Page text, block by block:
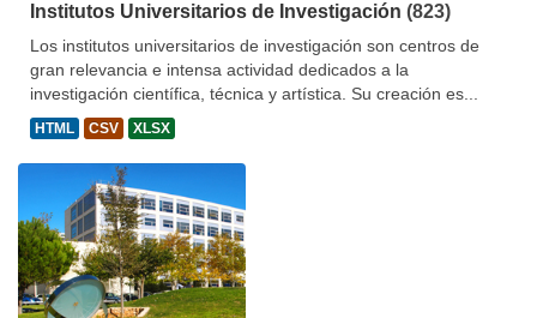
Institutos Universitarios de Investigación (823)
Los institutos universitarios de investigación son centros de
gran relevancia e intensa actividad dedicados a la
investigación científica, técnica y artística. Su creación es...
HTML CSV XLSX